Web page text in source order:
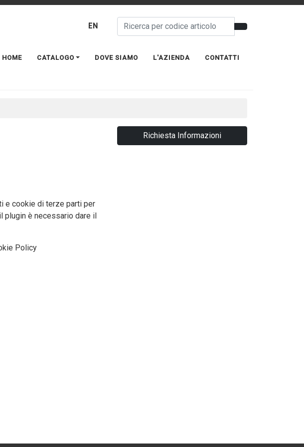
EN
HOME CATALOGO DOVE SIAMO L'AZIENDA CONTATTI
e cookie di terze parti per
plugin è necessario dare il
Policy
Richiesta Informazioni